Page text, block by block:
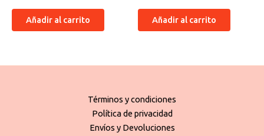
Añadir al carrito Añadir al carrito
Términos y condiciones
Política de privacidad
Envíos y Devoluciones